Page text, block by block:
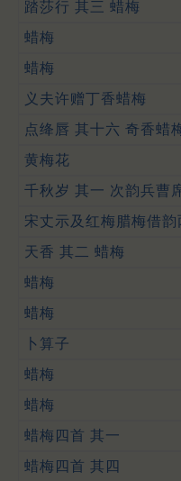
踏莎行 其三 蜡梅
蜡梅
蜡梅
义夫许赠丁香蜡梅
点绛唇 其十六 奇香蜡
黄梅花
千秋岁 其一 次韵兵曹
宋丈示及红梅腊梅借
天香 其二 蜡梅
蜡梅
蜡梅
卜算子
蜡梅
蜡梅
蜡梅四首 其一
蜡梅四首 其四